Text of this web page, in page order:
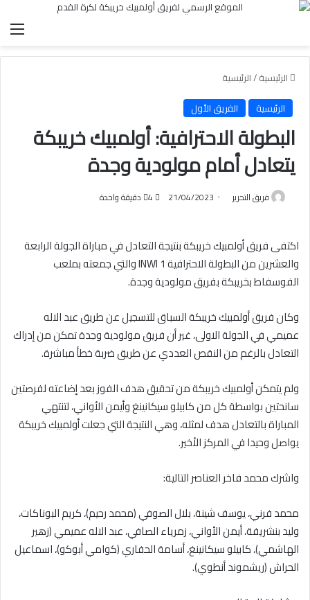
الرئيسية/الرئيسية
الرئيسية
الفريق الأول
البطولة الاحترافية: أولمبيك خريبكة
يتعادل أمام مولودية وجدة
فريق التحرير 21/04/2023 دقيقة واحدة
اكتفى فريق أولمبيك خريبكة بنتيجة التعادل في مباراة الجولة الرابعة
والعشرين من البطولة الاحترافية INWI 1 والتي جمعته بملعب
الفوسفاط بخريبكة بفريق مولودية وجدة.
وكان فريق أولمبيك خريبكة السباق للتسجيل عن طريق عبد الاله
عميمي في الجولة الاولى، غير أن فريق مولودية وجدة تمكن من إدراك
التعادل بالرغم من النقص العددي عن طريق ضربة خطأ مباشرة.
ولم يتمكن أولمبيك خريبكة من تحقيق هدف الفوز بعد إضاعته لفرصتين
سانحتين بواسطة كل من كابيلو سيكانينغ وأيمن الأواني، لتنتهي
المباراة بالتعادل هدف لمثله، وهي النتيجة التي جعلت أولمبيك خريبكة
يواصل وحيدا في المركز الأخير.
واشرك محمد فاخر العناصر التالية:
محمد فرني، يوسف شينة، بلال الصوفي (محمد رحيم)، كريم البوناكات،
وليد بنشريفة، أيمن الأواني، زمرياء الصافي، عبد الاله عميمي (زهير
الهاشمي)، كابيلو سيكانينغ، أسامة الحفاري (كوامي أبوكو)، اسماعيل
الحراش (ريشموند أنطوي).